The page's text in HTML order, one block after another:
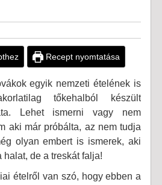
Recept nyomtatása
egyik nemzeti ételének is
tőkehalból készült
Lehet ismerni vagy nem
aki már próbálta, az nem tudja
olyan embert is ismerek, aki
halat, de a treskát falja!
ételről van szó, hogy ebben a